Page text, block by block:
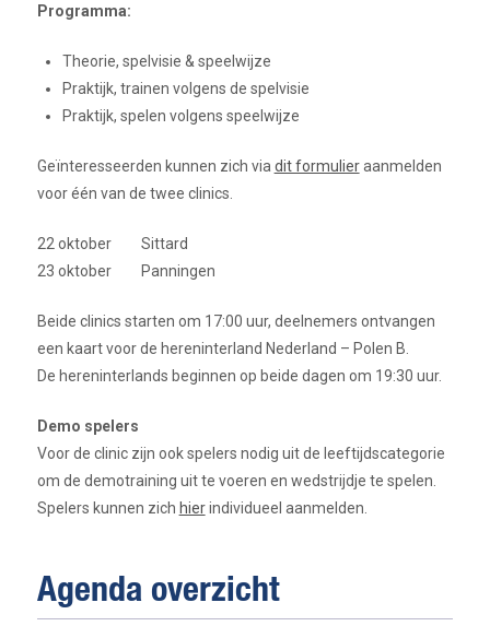
Programma:
Theorie, spelvisie & speelwijze
Praktijk, trainen volgens de spelvisie
Praktijk, spelen volgens speelwijze
Geïnteresseerden kunnen zich viadit formulieraanmelden
voor één van de twee clinics.
22 oktober Sittard
23 oktober Panningen
Beide clinics starten om 17:00 uur, deelnemers ontvangen
een kaart voor de hereninterland Nederland – Polen B.
De hereninterlands beginnen op beide dagen om 19:30 uur.
Demo spelers
Voor de clinic zijn ook spelers nodig uit de leeftijdscategorie
om de demotraining uit te voeren en wedstrijdje te spelen.
Spelers kunnen zich hierindividueel aanmelden.
Agenda overzicht